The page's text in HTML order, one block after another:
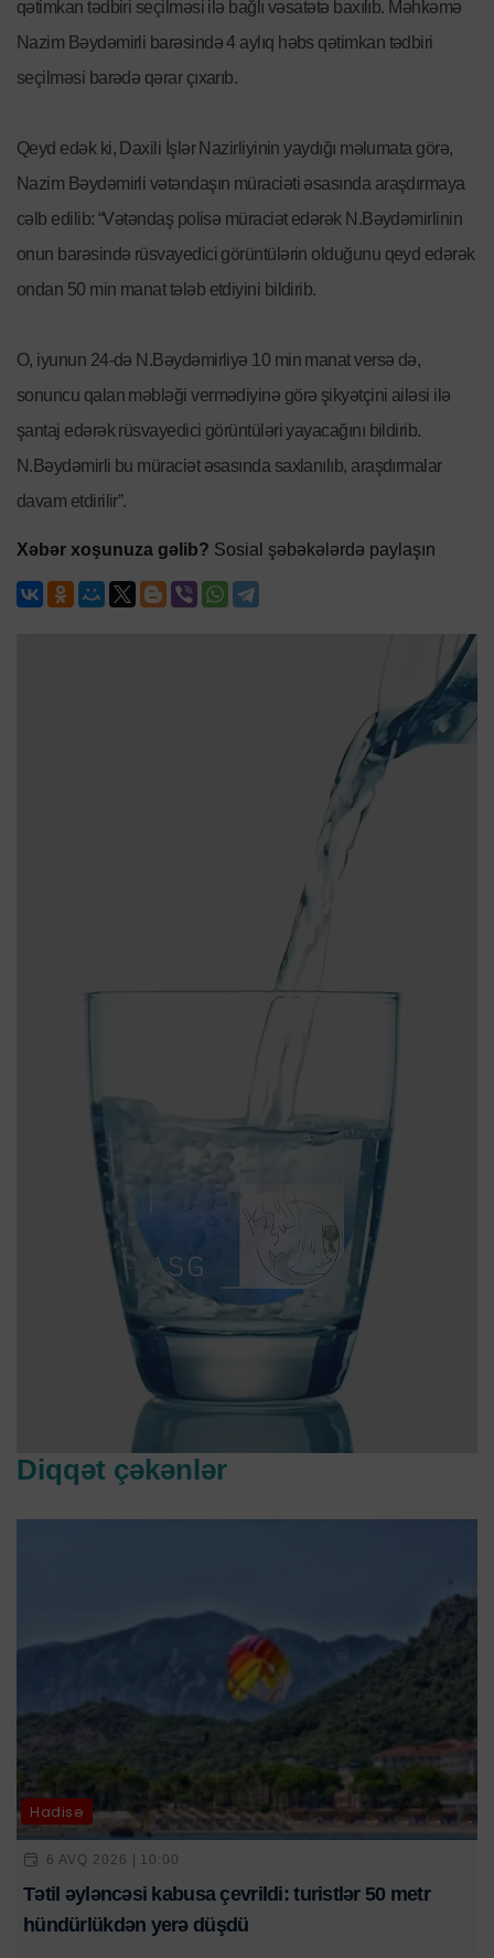
qətimkan tədbiri seçilməsi ilə bağlı vəsatətə baxılıb. Məhkəmə
Nazim Bəydəmirli barəsində 4 aylıq həbs qətimkan tədbiri
seçilməsi barədə qərar çıxarıb.
Qeyd edək ki, Daxili İşlər Nazirliyinin yaydığı məlumata görə,
Nazim Bəydəmirli vətəndaşın müraciəti əsasında araşdırmaya
cəlb edilib: “Vətəndaş polisə müraciət edərək N.Bəydəmirlinin
onun barəsində rüsvayedici görüntülərin olduğunu qeyd edərək
ondan 50 min manat tələb etdiyini bildirib.
O, iyunun 24-də N.Bəydəmirliyə 10 min manat versə də,
sonuncu qalan məbləği vermədiyinə görə şikyətçini ailəsi ilə
şantaj edərək rüsvayedici görüntüləri yayacağını bildirib.
N.Bəydəmirli bu müraciət əsasında saxlanılıb, araşdırmalar
davam etdirilir”.
Xəbər xoşunuza gəlib? Sosial şəbəkələrdə paylaşın
Diqqət çəkənlər
Hadisə
6 AVQ 2026 | 10:00
Tətil əyləncəsi kabusa çevrildi: turistlər 50 metr
hündürlükdən yerə düşdü